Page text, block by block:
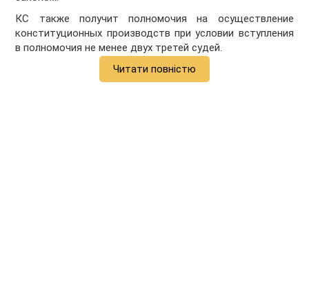
КС также получит полномочия на осуществление
конституционных производств при условии вступления
в полномочия не менее двух третей судей.
Читати повністю